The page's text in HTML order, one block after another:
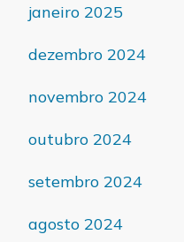
janeiro 2025
dezembro 2024
novembro 2024
outubro 2024
setembro 2024
agosto 2024